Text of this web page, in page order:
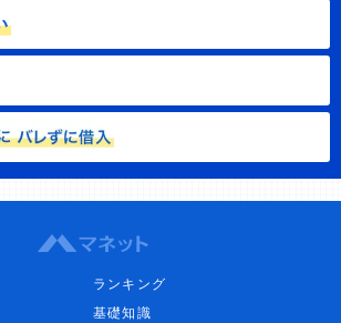
ランキング
基礎知識